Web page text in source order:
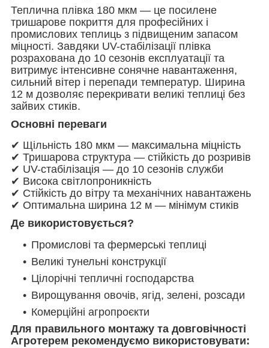
Теплична плівка 180 мкм — це посилене
тришарове покриття для професійних і
промислових теплиць з підвищеним запасом
міцності. Завдяки UV-стабілізації плівка
розрахована до 10 сезонів експлуатації та
витримує інтенсивне сонячне навантаження,
сильний вітер і перепади температур. Ширина
12 м дозволяє перекривати великі теплиці без
зайвих стиків.
Основні переваги
✔ Щільність 180 мкм — максимальна міцність
✔ Тришарова структура — стійкість до розривів
✔ UV-стабілізація — до 10 сезонів служби
✔ Висока світлопроникність
✔ Стійкість до вітру та механічних навантажень
✔ Оптимальна ширина 12 м — мінімум стиків
Де використовується?
Промислові та фермерські теплиці
Великі тунельні конструкції
Цілорічні тепличні господарства
Вирощування овочів, ягід, зелені, розсади
Комерційні агропроєкти
Для правильного монтажу та довговічності
Агротерем рекомендуємо використовувати: